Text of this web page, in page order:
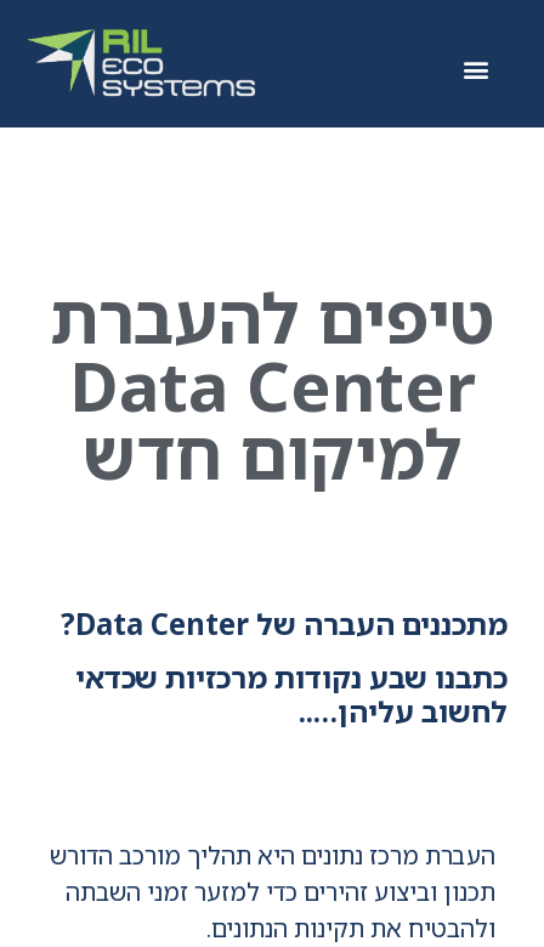
טיפים להעברת
Data Center
למיקום חדש
מתכננים העברה של Data Center?
כתבנו שבע נקודות מרכזיות שכדאי
לחשוב עליהן…..
העברת מרכז נתונים היא תהליך מורכב הדורש
תכנון וביצוע זהירים כדי למזער זמני השבתה
ולהבטיח את תקינות הנתונים.